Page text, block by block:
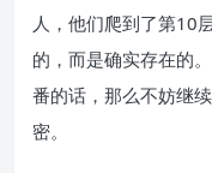
人，他们爬到了第10
的，而是确实存在的
番的话，那么不妨继
密。